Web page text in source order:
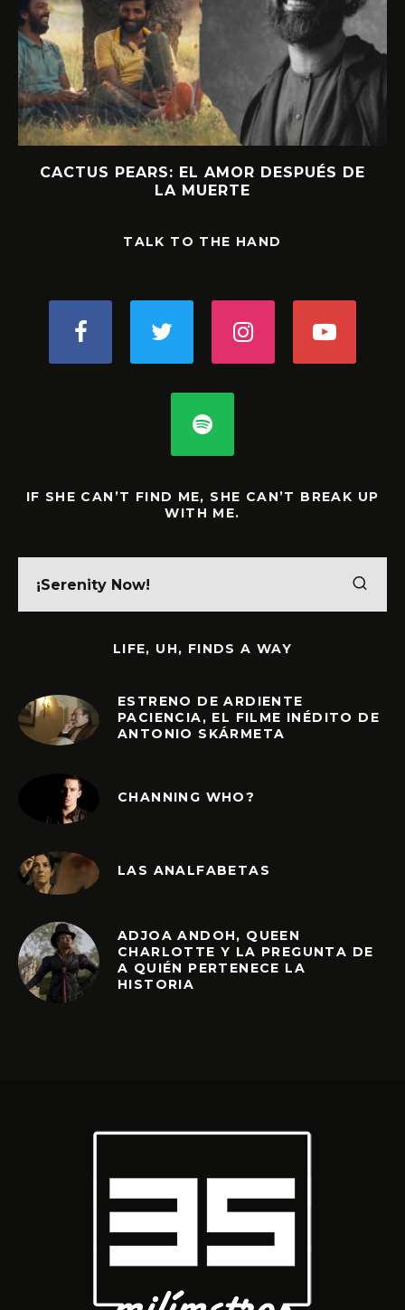
CACTUS PEARS: EL AMOR DESPUÉS DE
LA MUERTE
TALK TO THE HAND
IF SHE CAN’T FIND ME, SHE CAN’T BREAK UP
WITH ME.
LIFE, UH, FINDS A WAY
ESTRENO DE ARDIENTE
PACIENCIA, EL FILME INÉDITO DE
ANTONIO SKÁRMETA
CHANNING WHO?
LAS ANALFABETAS
ADJOA ANDOH, QUEEN
CHARLOTTE Y LA PREGUNTA DE
A QUIÉN PERTENECE LA
HISTORIA